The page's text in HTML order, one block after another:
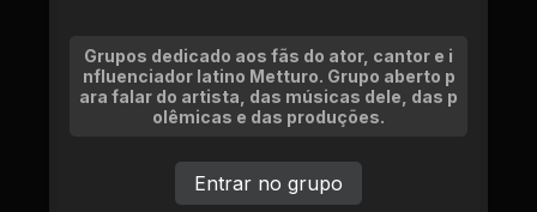
Grupos dedicado aos fãs do ator, cantor e i
nfluenciador latino Metturo. Grupo aberto p
ara falar do artista, das músicas dele, das p
olêmicas e das produções.
Entrar no grupo